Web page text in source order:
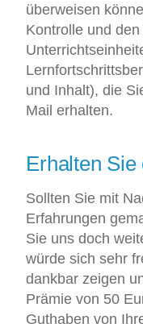
überweisen
Kontrolle und
und Inhalt), die
Mail erhalten.
Erhalten Sie
Sollten Sie mit
Erfahrungen
Sie uns doch
würde sich sehr
dankbar zeigen
Prämie von 50
Guthaben von